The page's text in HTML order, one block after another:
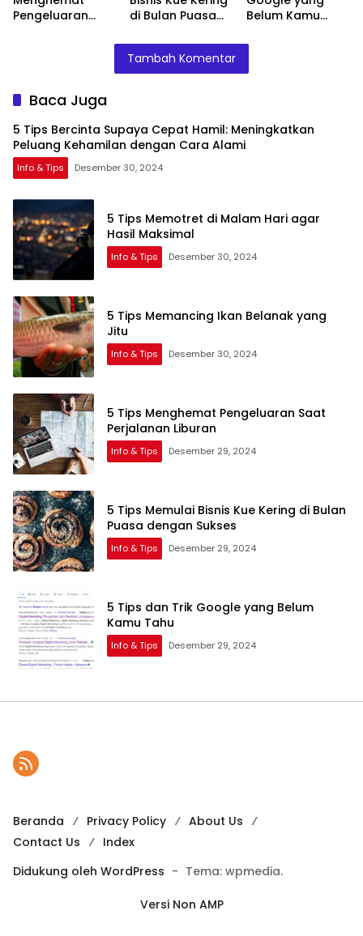
Pengeluaran
di Bulan Puasa
Belum Kamu
Tambah Komentar
Baca Juga
5 Tips Bercinta Supaya Cepat Hamil: Meningkatkan
Peluang Kehamilan dengan Cara Alami
Info & Tips Desember 30, 2024
5 Tips Memotret di Malam Hari agar
Hasil Maksimal
Info & Tips Desember 30, 2024
5 Tips Memancing Ikan Belanak yang
Jitu
Info & Tips Desember 30, 2024
5 Tips Menghemat Pengeluaran Saat
Perjalanan Liburan
Info & Tips Desember 29, 2024
5 Tips Memulai Bisnis Kue Kering di Bulan
Puasa dengan Sukses
Info & Tips Desember 29, 2024
5 Tips dan Trik Google yang Belum
Kamu Tahu
Info & Tips Desember 29, 2024
Beranda Privacy Policy
About Us
Contact Us
Index
Didukung oleh WordPress - Tema: wpmedia.
Versi Non AMP